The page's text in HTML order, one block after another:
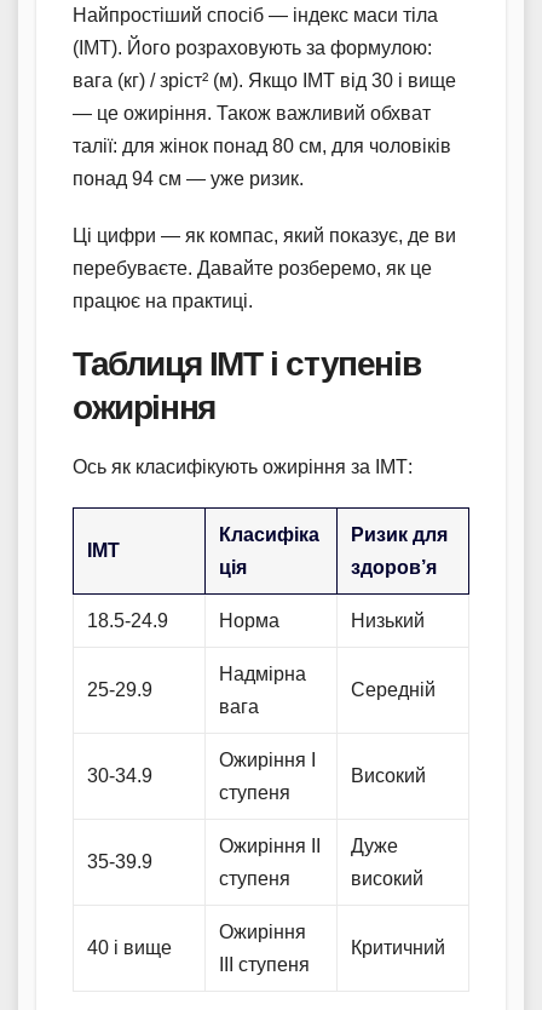
Найпростіший спосіб — індекс маси тіла
(ІМТ). Його розраховують за формулою:
вага (кг) / зріст² (м). Якщо ІМТ від 30 і вище
— це ожиріння. Також важливий обхват
талії: для жінок понад 80 см, для чоловіків
понад 94 см — уже ризик.
Ці цифри — як компас, який показує, де ви
перебуваєте. Давайте розберемо, як це
працює на практиці.
Таблиця ІМТ і ступенів
ожиріння
Ось як класифікують ожиріння за ІМТ:
ІМТ
Класифіка
ція
Ризик для
здоров’я
18.5-24.9 Норма Низький
25-29.9
Надмірна
вага
Середній
30-34.9
Ожиріння I
ступеня
Високий
35-39.9
Ожиріння II
ступеня
Дуже
високий
40 і вище
Ожиріння
III ступеня
Критичний